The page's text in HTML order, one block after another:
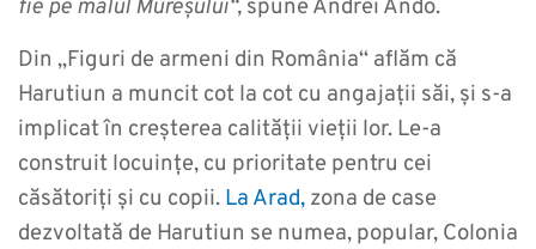
fie pe malul Mureșului“, spune Andrei Ando.
Din „Figuri de armeni din România“ aflăm că
Harutiun a muncit cot la cot cu angajații săi, și s-a
implicat în creșterea calității vieții lor. Le-a
construit locuințe, cu prioritate pentru cei
căsătoriți și cu copii. La Arad, zona de case
dezvoltată de Harutiun se numea, popular, Colonia